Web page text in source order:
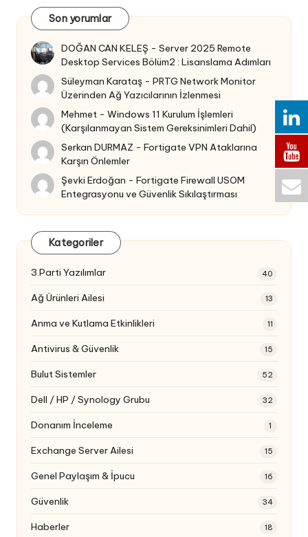
Son yorumlar
DOĞAN CAN KELEŞ -Server 2025 Remote
Desktop Services Bölüm2 : Lisanslama Adımları
Süleyman Karataş -PRTG Network Monitor
Üzerinden Ağ Yazıcılarının İzlenmesi
Mehmet -Windows 11 Kurulum İşlemleri
(Karşılanmayan Sistem Gereksinimleri Dahil)
Serkan DURMAZ -Fortigate VPN Ataklarına
Karşın Önlemler
Şevki Erdoğan -Fortigate Firewall USOM
Entegrasyonu ve Güvenlik Sıkılaştırması
Kategoriler
3.Parti Yazılımlar 40
Ağ Ürünleri Ailesi 13
Anma ve Kutlama Etkinlikleri 11
Antivirus & Güvenlik 15
Bulut Sistemler 52
Dell / HP / Synology Grubu 32
Donanım İnceleme 1
Exchange Server Ailesi 15
Genel Paylaşım & İpucu 16
Güvenlik 34
Haberler 18